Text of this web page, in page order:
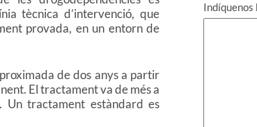
tècnica d’intervenció, que
provada, en un entorn de
de dos anys a partir
El tractament va de més a
Un tractament estàndard es
Indíquenos